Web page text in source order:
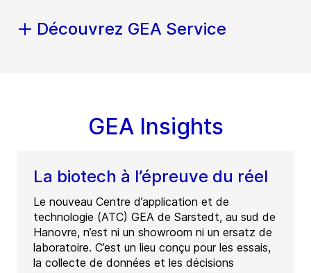
Découvrez GEA Service
GEA Insights
La biotech à l’épreuve du réel
Le nouveau Centre d’application et de
technologie (ATC) GEA de Sarstedt, au sud de
Hanovre, n’est ni un showroom ni un ersatz de
laboratoire. C’est un lieu conçu pour les essais,
la collecte de données et les décisions